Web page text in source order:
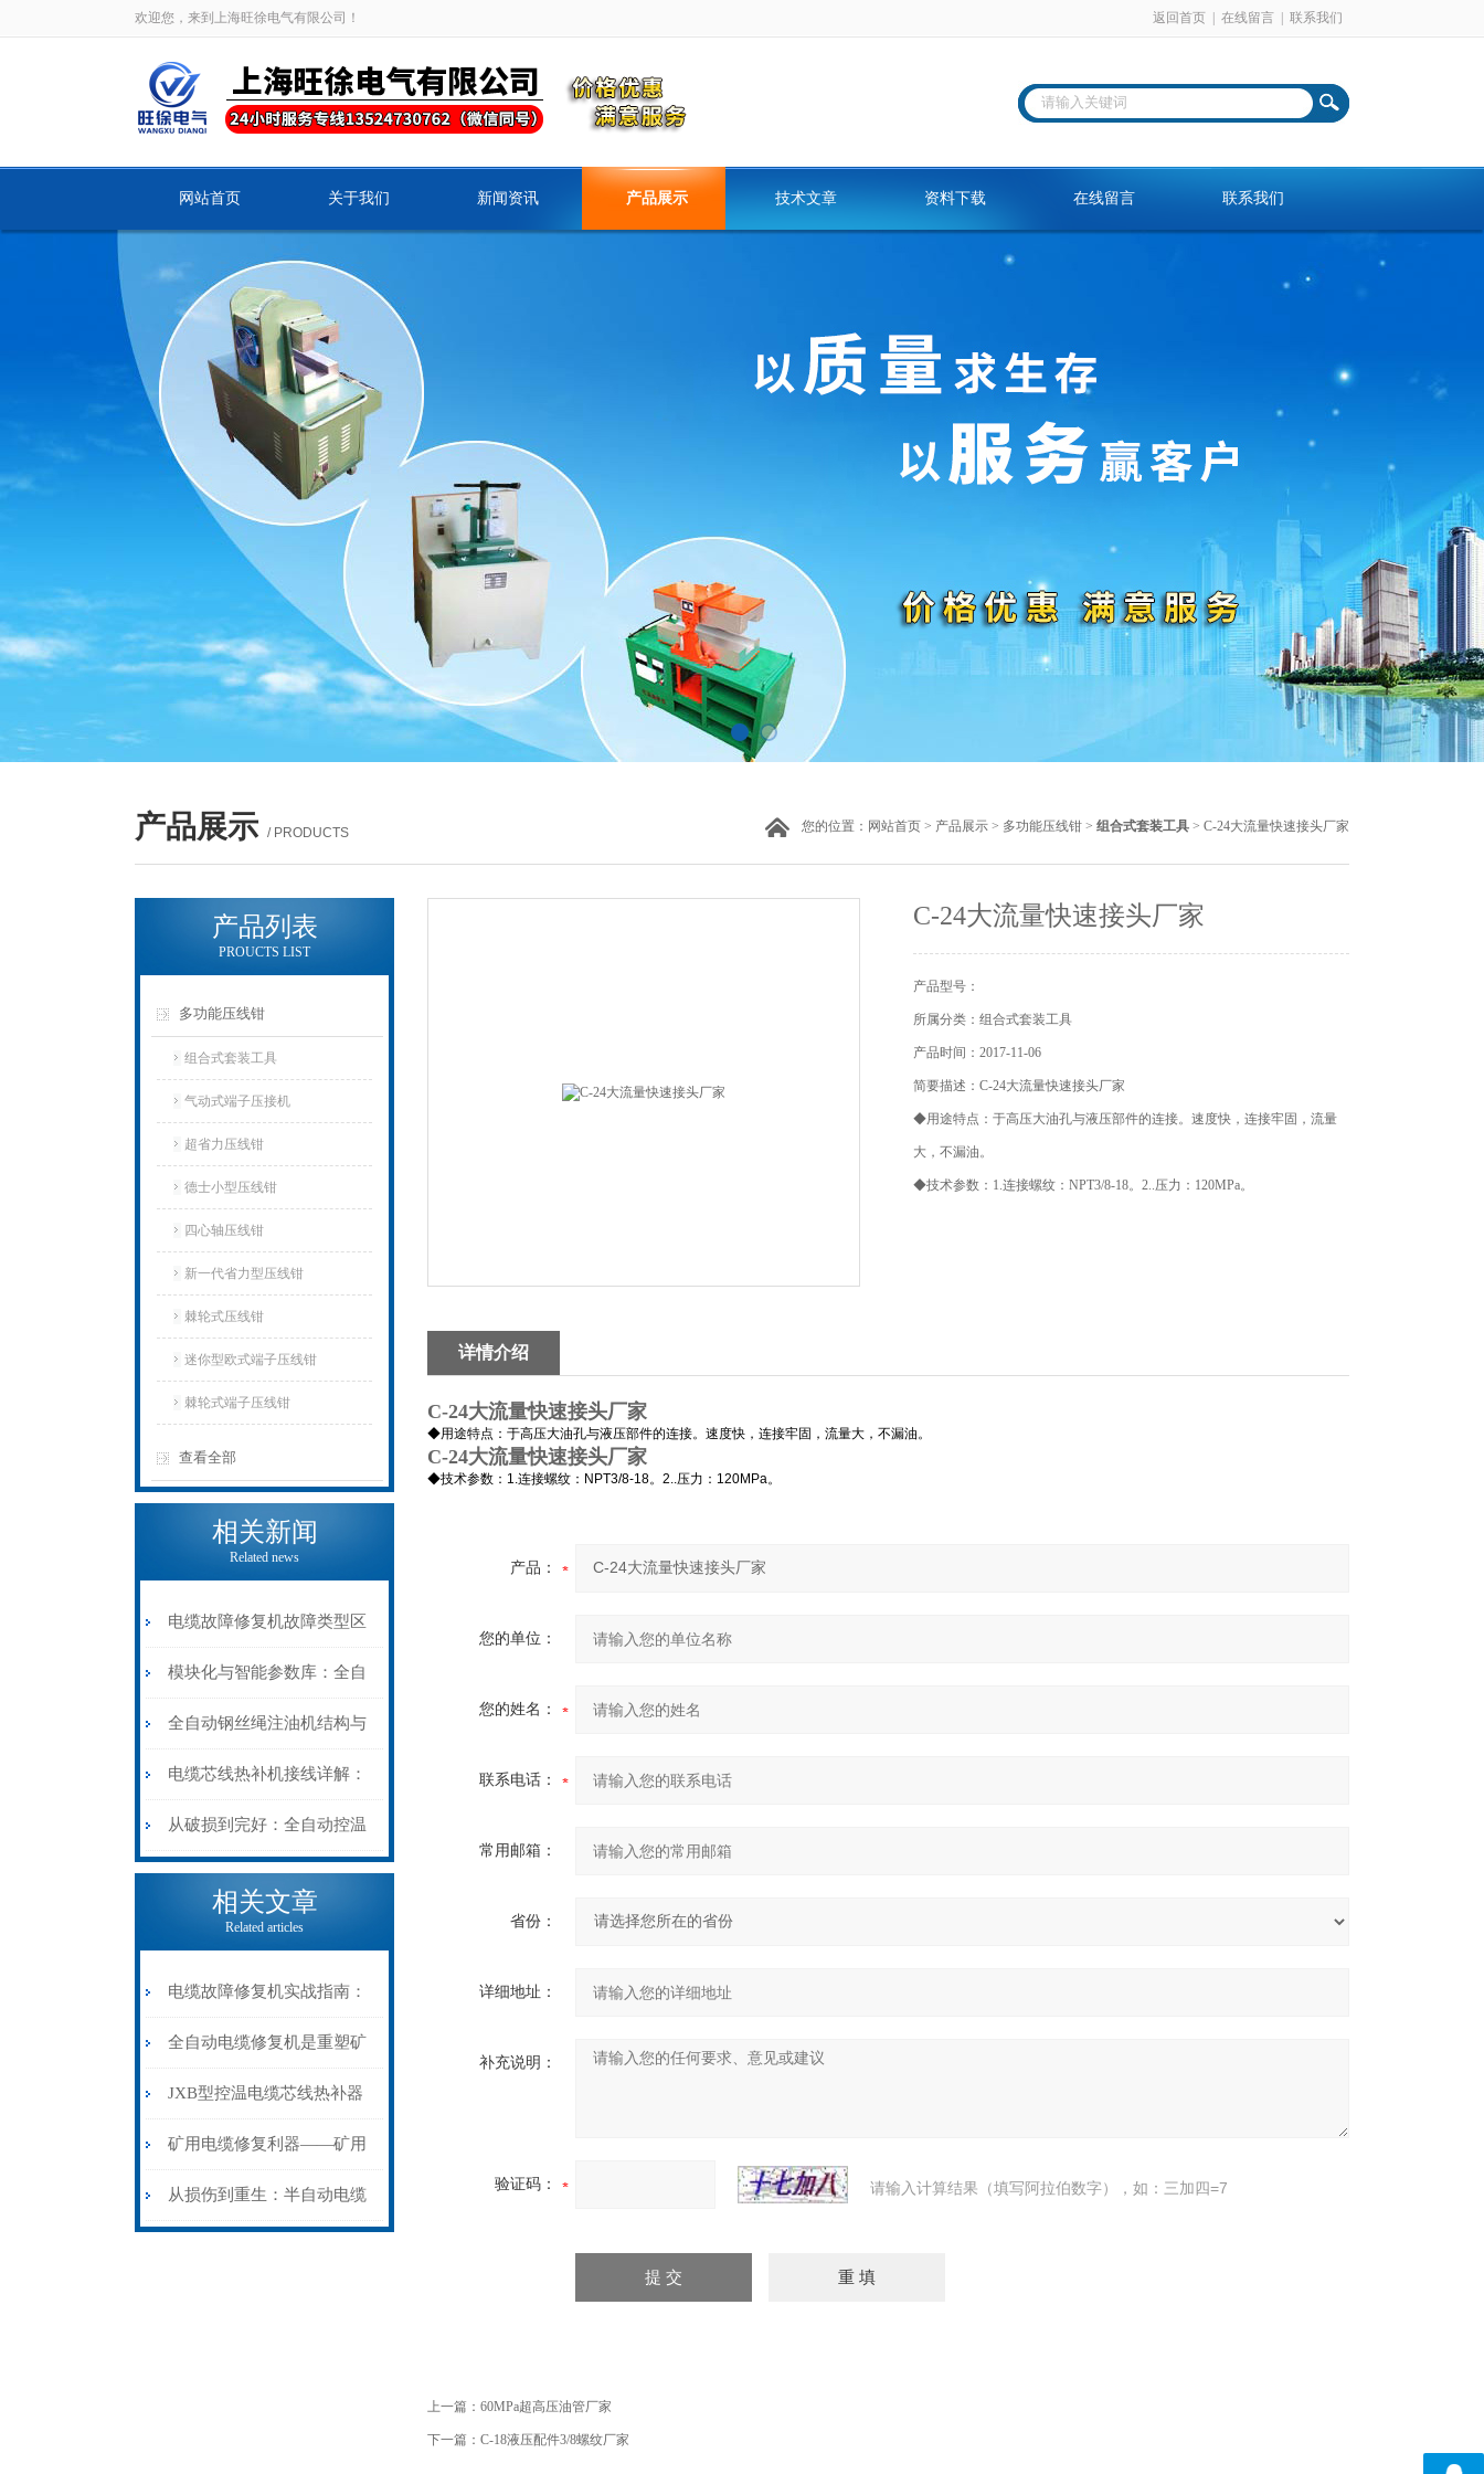
欢迎您，来到上海旺徐电气有限公司！ 返回首页 在线留言 联系我们
网站首页 关于我们 新闻资讯 产品展示 技术文章 资料下载 在线留言 联系我们
产品展示 / PRODUCTS 您的位置： 网站首页 > 产品展示 > 多功能压线钳 > 组合式套装工具 > C-24大流量快速接头厂家
产品列表
PROUCTS LIST
多功能压线钳
组合式套装工具
气动式端子压接机
超省力压线钳
德士小型压线钳
四心轴压线钳
新一代省力型压线钳
棘轮式压线钳
迷你型欧式端子压线钳
棘轮式端子压线钳
查看全部
相关新闻
Related news
电缆故障修复机故障类型区
分指南：从“绝缘电
阻”到“波形特征”的精准诊
断逻辑
模块化与智能参数库：全自
动电缆修复机的快速换型逻
辑
全自动钢丝绳注油机结构与
工作原理：揭秘高效润滑的
机械密码
电缆芯线热补机接线详解：
从入门到精通
从破损到完好：全自动控温
电缆热补机的核心价值
相关文章
Related articles
电缆故障修复机实战指南：
从“盲测”到“精确定点”的三
步作业法
全自动电缆修复机是重塑矿
山电力动脉的“智能外科医
生”
JXB型控温电缆芯线热补器
安装与接线：精准修复的工
艺基石
矿用电缆修复利器——矿用
电缆热补机智能控温，安全
从损伤到重生：半自动电缆
C-24大流量快速接头厂家
产品型号：
所属分类：组合式套装工具
产品时间：2017-11-06
简要描述：C-24大流量快速接头厂家
◆用途特点：于高压大油孔与液压部件的连接。速度快，连接牢固，流量
大，不漏油。
◆技术参数：1.连接螺纹：NPT3/8-18。2..压力：120MPa。
详情介绍
C-24大流量快速接头厂家
◆用途特点：于高压大油孔与液压部件的连接。速度快，连接牢固，流量大，不漏油。
C-24大流量快速接头厂家
◆技术参数：1.连接螺纹：NPT3/8-18。2..压力：120MPa。
产品：
您的单位：
您的姓名：
联系电话：
常用邮箱：
省份：
详细地址：
补充说明：
验证码： 请输入计算结果（填写阿拉伯数字），如：三加四=7
上一篇： 60MPa超高压油管厂家
下一篇： C-18液压配件3/8螺纹厂家